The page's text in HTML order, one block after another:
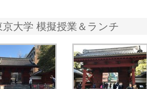
京大学 模擬授業＆ランチ